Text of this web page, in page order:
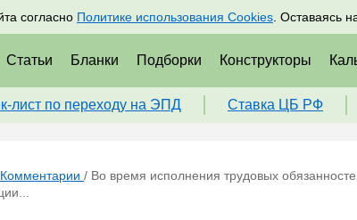
согласно Политике использования Cookies . Оставаясь
Подписаться
Статьи Бланки Подборки Конструкторы
лист по переходу на ЭПД Ставка ЦБ РФ
Комментарии / Во время исполнения трудовых